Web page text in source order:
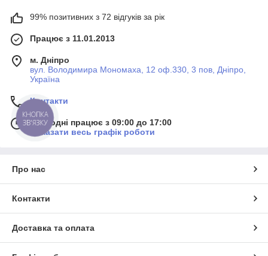
99% позитивних з 72 відгуків за рік
Працює з 11.01.2013
м. Дніпро
вул. Володимира Мономаха, 12 оф.330, 3 пов, Дніпро,
Україна
Контакти
Сьогодні працює з 09:00 до 17:00
Показати весь графік роботи
Про нас
Контакти
Доставка та оплата
КНОПКА
ЗВ'ЯЗКУ